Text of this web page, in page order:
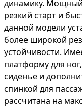
динамику.
резкий старт и
данной модели
более широкой
устойчивости.
платформу для
сиденье и
спинкой для
рассчитана на